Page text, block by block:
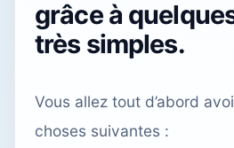
grâce à
très simples.
Vous allez tout d’abord
choses suivantes :